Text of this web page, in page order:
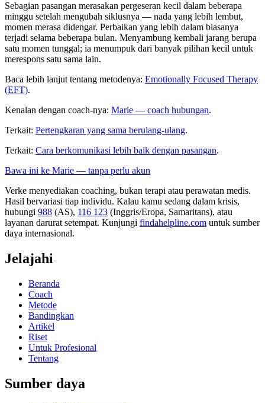
Sebagian pasangan merasakan pergeseran kecil dalam beberapa
minggu setelah mengubah siklusnya — nada yang lebih lembut,
momen merasa didengar. Perbaikan yang lebih dalam biasanya
terjadi selama beberapa bulan. Menyambung kembali jarang berupa
satu momen tunggal; ia menumpuk dari banyak pilihan kecil untuk
merespons satu sama lain.
Baca lebih lanjut tentang metodenya: Emotionally Focused Therapy
(EFT).
Kenalan dengan coach-nya: Marie — coach hubungan.
Terkait: Pertengkaran yang sama berulang-ulang.
Terkait: Cara berkomunikasi lebih baik dengan pasangan.
Bawa ini ke Marie — tanpa perlu akun
Verke menyediakan coaching, bukan terapi atau perawatan medis.
Hasil bervariasi tiap individu. Kalau kamu sedang dalam krisis,
hubungi 988 (AS), 116 123 (Inggris/Eropa, Samaritans), atau
layanan darurat setempat. Kunjungi findahelpline.com untuk sumber
daya internasional.
Jelajahi
Beranda
Coach
Metode
Bandingkan
Artikel
Riset
Untuk Profesional
Tentang
Sumber daya